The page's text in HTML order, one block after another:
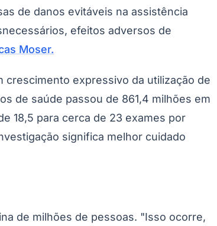
de danos evitáveis na assistência
efeitos adversos de
Moser.
crescimento expressivo da utilização de
de saúde passou de 861,4 milhões em
18,5 para cerca de 23 exames por
significa melhor cuidado
de milhões de pessoas. "Isso ocorre,